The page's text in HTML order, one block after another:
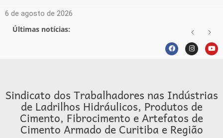
6 de agosto de 2026
Últimas notícias:
Sindicato dos Trabalhadores nas Indústrias
de Ladrilhos Hidráulicos, Produtos de
Cimento, Fibrocimento e Artefatos de
Cimento Armado de Curitiba e Região